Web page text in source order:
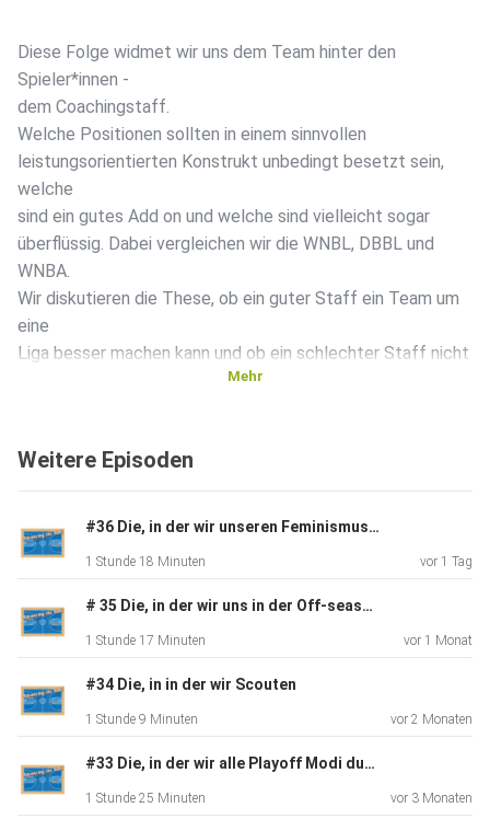
Diese Folge widmet wir uns dem Team hinter den
Spieler*innen -
dem Coachingstaff.
Welche Positionen sollten in einem sinnvollen
leistungsorientierten Konstrukt unbedingt besetzt sein,
welche
sind ein gutes Add on und welche sind vielleicht sogar
überflüssig. Dabei vergleichen wir die WNBL, DBBL und
WNBA.
Wir diskutieren die These, ob ein guter Staff ein Team um
eine
Liga besser machen kann und ob ein schlechter Staff nicht
What if
Mehr
Weitere Episoden
#36 Die, in der wir unseren Feminismus ausleben
1 Stunde 18 Minuten vor 1 Tag
# 35 Die, in der wir uns in der Off-season weiterbilden
1 Stunde 17 Minuten vor 1 Monat
#34 Die, in in der wir Scouten
1 Stunde 9 Minuten vor 2 Monaten
#33 Die, in der wir alle Playoff Modi durchspielen
1 Stunde 25 Minuten vor 3 Monaten